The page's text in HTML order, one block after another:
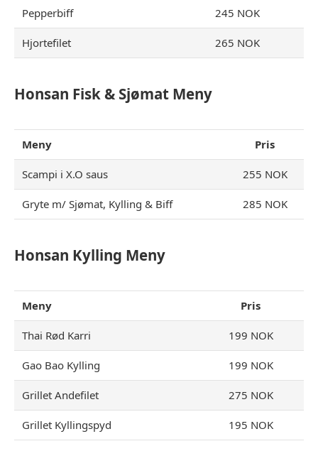
Pepperbiff 245 NOK
Hjortefilet 265 NOK
Honsan Fisk & Sjømat Meny
Meny Pris
Scampi i X.O saus 255 NOK
Gryte m/ Sjømat, Kylling & Biff 285 NOK
Honsan Kylling Meny
Meny Pris
Thai Rød Karri 199 NOK
Gao Bao Kylling 199 NOK
Grillet Andefilet 275 NOK
Grillet Kyllingspyd 195 NOK